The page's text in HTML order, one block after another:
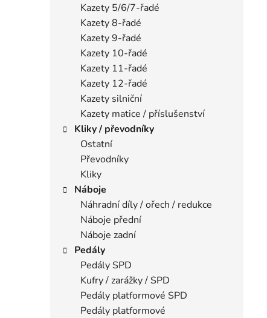
Kazety 5/6/7-řadé
Kazety 8-řadé
Kazety 9-řadé
Kazety 10-řadé
Kazety 11-řadé
Kazety 12-řadé
Kazety silniční
Kazety matice / příslušenství
Kliky / převodníky
Ostatní
Převodníky
Kliky
Náboje
Náhradní díly / ořech / redukce
Náboje přední
Náboje zadní
Pedály
Pedály SPD
Kufry / zarážky / SPD
Pedály platformové SPD
Pedály platformové